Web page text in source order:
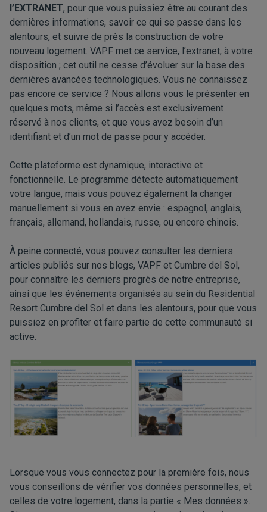
l’EXTRANET, pour que vous puissiez être au courant des
dernières informations, savoir ce qui se passe dans les
alentours, et suivre de près la construction de votre
nouveau logement. VAPF met ce service, l’extranet, à votre
disposition ; cet outil ne cesse d’évoluer sur la base des
dernières avancées technologiques. Vous ne connaissez
pas encore ce service ? Nous allons vous le présenter en
quelques mots, même si l’accès est exclusivement
réservé à nos clients, et que vous avez besoin d’un
identifiant et d’un mot de passe pour y accéder.
Cette plateforme est dynamique, interactive et
fonctionnelle. Le programme détecte automatiquement
votre langue, mais vous pouvez également la changer
manuellement si vous en avez envie : espagnol, anglais,
français, allemand, hollandais, russe, ou encore chinois.
À peine connecté, vous pouvez consulter les derniers
articles publiés sur nos blogs, VAPF et Cumbre del Sol,
pour connaître les derniers progrès de notre entreprise,
ainsi que les événements organisés au sein du Residential
Resort Cumbre del Sol et dans les alentours, pour que vous
puissiez en profiter et faire partie de cette communauté si
active.
Lorsque vous vous connectez pour la première fois, nous
vous conseillons de vérifier vos données personnelles, et
celles de votre logement, dans la partie « Mes données ».